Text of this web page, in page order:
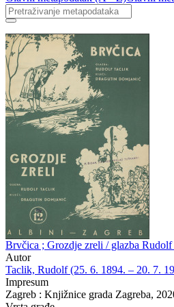
Brvčica ; Grozdje zreli / glazba
Autor
Taclik, Rudolf (25. 6. 1894. – 20. 7.
Impresum
Zagreb : Knjižnice grada Zagreba,